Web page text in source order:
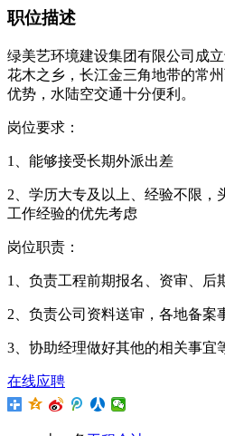
职位描述
绿美艺环境建设集团有限公司成
花木之乡，长江金三角地带的常
优势，水陆空交通十分便利。
岗位要求：
1、能够接受长期外派出差
2、学历大专及以上、经验不限，
工作经验的优先考虑
岗位职责：
1、负责工程前期报名、资审、后
2、负责公司资料送审，各地备案
3、协助经理做好其他的相关事宜
在线应聘